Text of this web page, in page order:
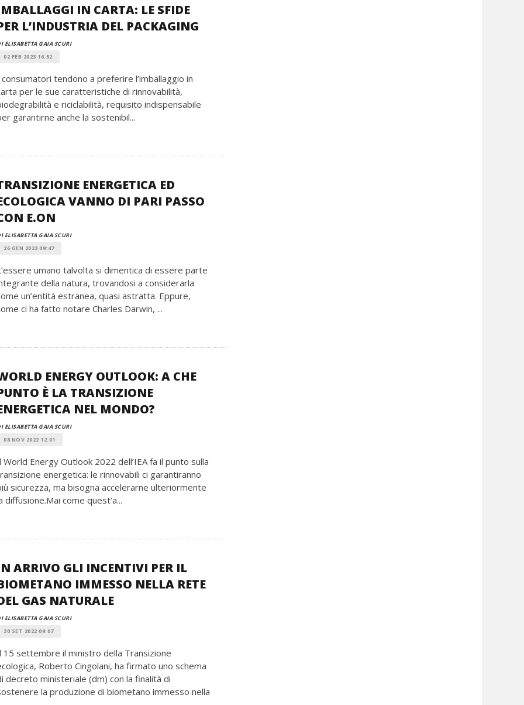
IN CARTA: LE SFIDE
L’INDUSTRIA DEL PACKAGING
ELISABETTA GAIA SCURI
02 FEB 2023 16:52
tendono a preferire l’imballaggio in
per le sue caratteristiche di rinnovabilità,
e riciclabilità, requisito indispensabile
garantirne anche la sostenibil...
ENERGETICA ED
VANNO DI PARI PASSO
E.ON
ELISABETTA GAIA SCURI
26 GEN 2023 09:47
umano talvolta si dimentica di essere parte
della natura, trovandosi a considerarla
un’entità estranea, quasi astratta. Eppure,
ci ha fatto notare Charles Darwin, ...
ENERGY OUTLOOK: A CHE
È LA TRANSIZIONE
NEL MONDO?
ELISABETTA GAIA SCURI
08 NOV 2022 12:01
World Energy Outlook 2022 dell’IEA fa il punto sulla
energetica: le rinnovabili ci garantiranno
sicurezza, ma bisogna accelerarne ulteriormente
diffusione.Mai come quest’a...
ARRIVO GLI INCENTIVI PER IL
IMMESSO NELLA RETE
GAS NATURALE
ELISABETTA GAIA SCURI
30 SET 2022 09:07
15 settembre il ministro della Transizione
Roberto Cingolani, ha firmato uno schema
decreto ministeriale (dm) con la finalità di
la produzione di biometano immesso nella